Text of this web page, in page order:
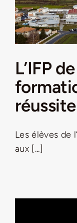
Nouveau
L’IFP
réussite
Les élèves de
aux [...]